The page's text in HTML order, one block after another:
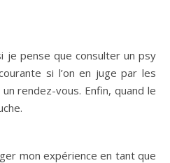
je pense que consulter un psy
si l’on en juge par les
rendez-vous. Enfin, quand le
mon expérience en tant que